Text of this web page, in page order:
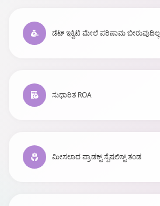
ಡೆಟ್ ಇಕ್ವಿಟಿ ಮೇಲೆ ಪರಿಣಾಮ ಬೀರುವುದಿಲ್ಲ
ಸುಧಾರಿತ ROA
ಮೀಸಲಾದ ಪ್ರಾಡಕ್ಟ್ ಸ್ಪೆಷಲಿಸ್ಟ್ ತಂಡ